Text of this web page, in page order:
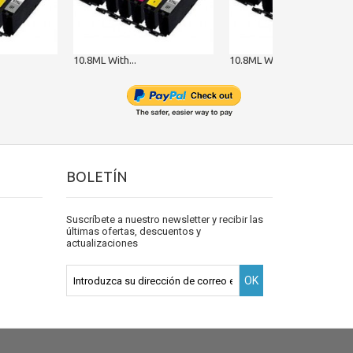
10.8ML With... 10.8ML With...
BOLETÍN
Suscríbete a nuestro newsletter y recibir las
últimas ofertas, descuentos y
actualizaciones
OK